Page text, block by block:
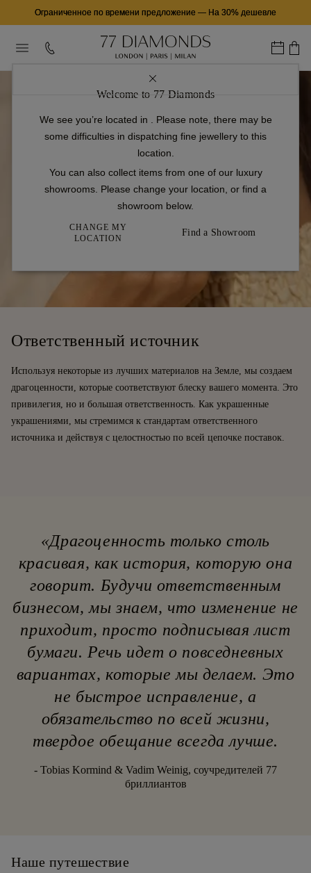
Ограниченное по времени предложение — На 30% дешевле
Welcome to 77 Diamonds
We see you’re located in
. Please note, there may be
some difficulties in dispatching fine jewellery to this
location.
You can also collect items from one of our luxury
showrooms. Please change your location, or find a
showroom below.
CHANGE MY
LOCATION
Find a Showroom
Ответственный источник
Используя некоторые из лучших материалов на Земле, мы создаем
драгоценности, которые соответствуют блеску вашего момента. Это
привилегия, но и большая ответственность. Как украшенные
украшениями, мы стремимся к стандартам ответственного
источника и действуя с целостностью по всей цепочке поставок.
«Драгоценность только столь
красивая, как история, которую она
говорит. Будучи ответственным
бизнесом, мы знаем, что изменение не
приходит, просто подписывая лист
бумаги. Речь идет о повседневных
вариантах, которые мы делаем. Это
не быстрое исправление, а
обязательство по всей жизни,
твердое обещание всегда лучше.
- Tobias Kormind & Vadim Weinig, соучредителей 77
бриллиантов
Наше путешествие